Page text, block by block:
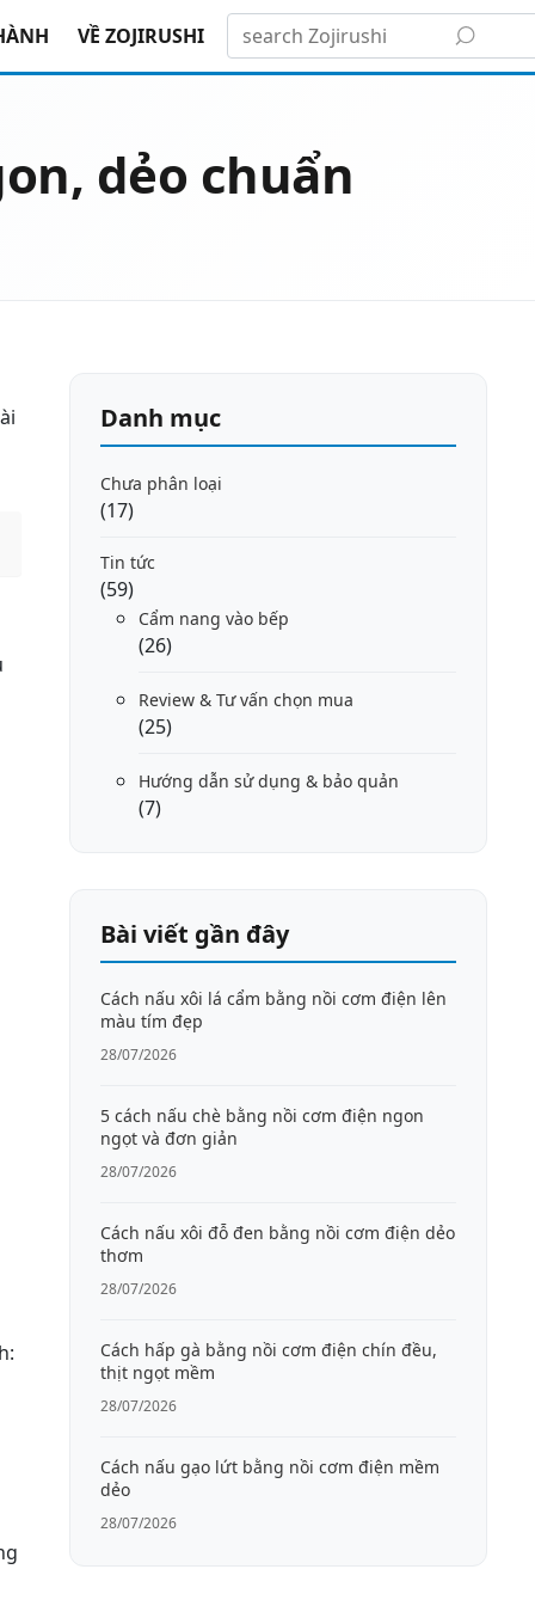
VỀ ZOJIRUSHI
dẻo chuẩn
Danh mục
Chưa phân loại
(17)
Tin tức
(59)
Cẩm nang vào bếp
(26)
Review & Tư vấn chọn mua
(25)
Hướng dẫn sử dụng & bảo quản
(7)
Bài viết gần đây
Cách nấu xôi lá cẩm bằng nồi cơm điện lên
màu tím đẹp
28/07/2026
5 cách nấu chè bằng nồi cơm điện ngon
ngọt và đơn giản
28/07/2026
Cách nấu xôi đỗ đen bằng nồi cơm điện dẻo
thơm
28/07/2026
Cách hấp gà bằng nồi cơm điện chín đều,
thịt ngọt mềm
28/07/2026
Cách nấu gạo lứt bằng nồi cơm điện mềm
dẻo
28/07/2026